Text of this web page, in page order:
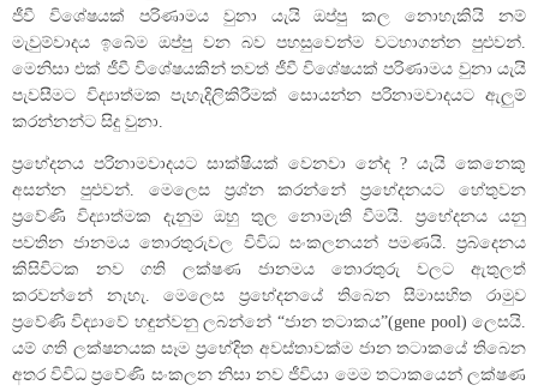
ජීවී විශේෂයක් පරිණාමය වුනා යැයි ඔප්පු කල නොහැකියි නම්
මැවුම්වාදය ඉබේම ඔප්පු වන බව පහසුවෙන්ම වටහාගන්න පුළුවන්.
මෙනිසා එක් ජීවී විශේෂයකින් තවත් ජීවී විශේෂයක් පරිණාමය වුනා යැයි
පැවසීමට විද්‍යාත්මක පැහැදිලිකිරීමක් සොයන්න පරිනාමවාදයට ඇලුම්
කරන්නන්ට සිදු වුනා.
ප්‍රභේදනය පරිනාමවාදයට සාක්ෂියක් වෙනවා නේද ? යැයි කෙනෙකු
අසන්න පුළුවන්. මෙලෙස ප්‍රශ්න කරන්නේ ප්‍රභේදනයට හේතුවන
ප්‍රවේණි විද්‍යාත්මක දැනුම ඔහු තුල නොමැති වීමයි. ප්‍රභේදනය යනු
පවතින ජානමය තොරතුරුවල විවිධ සංකලනයන් පමණයි. ප්‍රබ්දෙනය
කිසිවිටක නව ගති ලක්ෂණ ජානමය තොරතුරු වලට ඇතුලත්
කරවන්නේ නැහැ. මෙලෙස ප්‍රභේදනයේ තිබෙන සීමාසහිත රාමුව
ප්‍රවේණි විද්‍යාවේ හඳුන්වනු ලබන්නේ “ජාන තටාකය”(gene pool) ලෙසයි.
යම් ගති ලක්ෂනයක සෑම ප්‍රභේදිත අවස්තාවක්ම ජාන තටාකයේ තිබෙන
අතර විවිධ ප්‍රවේණි සංකලන නිසා නව ජීවියා මෙම තටාකයෙන් ලක්ෂණ